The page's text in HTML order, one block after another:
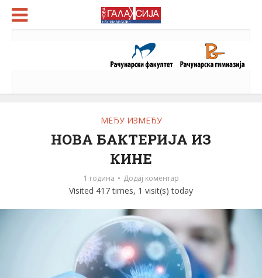
МЕЂУ ИЗМЕЂУ
НОВА БАКТЕРИЈА ИЗ
КИНЕ
1 година Додај коментар
Visited 417 times, 1 visit(s) today